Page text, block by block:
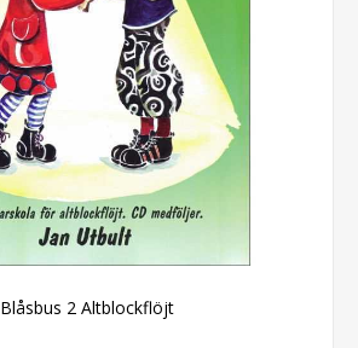
Blåsbus 2 Altblockflöjt